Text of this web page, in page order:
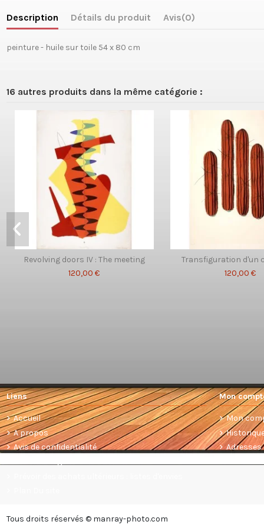
Description Détails du produit Avis(0)
peinture - huile sur toile 54 x 80 cm
16 autres produits dans la même catégorie :
Revolving doors IV : The meeting
120,00 €
Transfiguration d'un
120,00 €
Liens
Accueil
A propos
Avis de confidentialité
Mon
Mon
Adresses
Tous droits réservés © manray-photo.com